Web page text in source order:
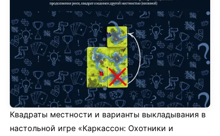
Квадраты местности и варианты выкладывания в
настольной игре «Каркассон: Охотники и